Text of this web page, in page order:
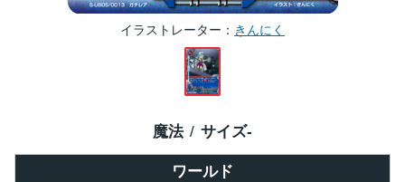
イラストレーター きんにく
ワールド
魔法 サイズ-